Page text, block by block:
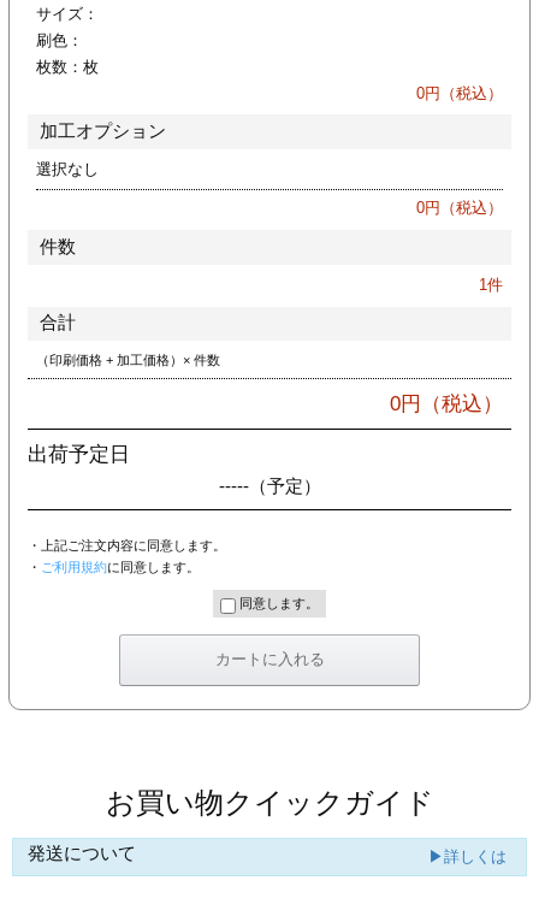
リーブ
サイズ：
刷色：
枚数： 枚
0円（税込）
加工オプション
選択なし
0円（税込）
件数
1件
合計
（印刷価格 + 加工価格）× 件数
0円（税込）
出荷予定日
-----（予定）
・上記ご注文内容に同意します。
・ ご利用規約に同意します。
同意します。
お買い物クイックガイド
発送について ▶詳しくは